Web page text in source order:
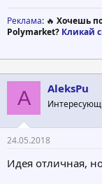
Реклама: 🔥 Хочешь
Polymarket? Кликай
A AleksPu
24.05.2018
Идея отличная,